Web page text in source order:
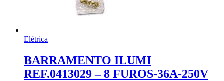
Elétrica
BARRAMENTO ILUMI
REF.0413029 – 8 FUROS-36A-250V